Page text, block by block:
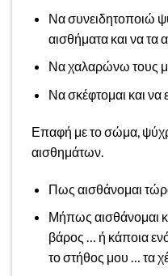
Να συνειδητοποιώ
αισθήματα και να τα
Να χαλαρώνω τους
Να σκέφτομαι και να
Επαφή με το σώμα,
αισθημάτων.
Πως αισθάνομαι
Μήπως αισθάνομαι
βάρος … ή κάποια
το στήθος μου … τα